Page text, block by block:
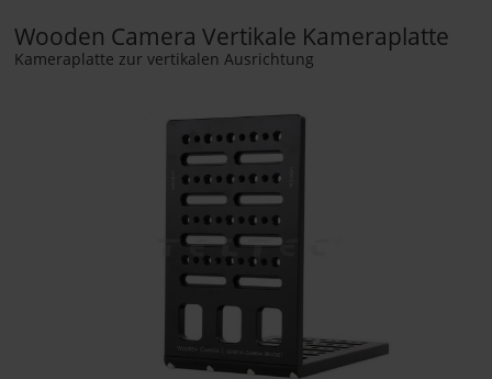
Wooden Camera Vertikale Kameraplatte
Kameraplatte zur vertikalen Ausrichtung